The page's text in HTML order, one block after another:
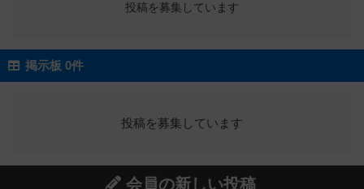
投稿を募集しています
掲示板 0件
投稿を募集しています
会員の新しい投稿